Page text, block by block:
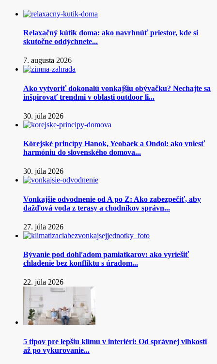
Relaxačný kútik doma: ako navrhnúť priestor, kde si
skutočne oddýchnete...
7. augusta 2026
Ako vytvoriť dokonalú vonkajšiu obývačku? Nechajte sa
inšpirovať trendmi v oblasti outdoor li...
30. júla 2026
Kórejské princípy Hanok, Yeobaek a Ondol: ako vniesť
harmóniu do slovenského domova...
30. júla 2026
Vonkajšie odvodnenie od A po Z: Ako zabezpečiť, aby
dažďová voda z terasy a chodníkov správn...
27. júla 2026
Bývanie pod dohľadom pamiatkarov: ako vyriešiť
chladenie bez konfliktu s úradom...
22. júla 2026
5 tipov pre lepšiu klímu v interiéri: Od správnej vlhkosti
až po vykurovanie...